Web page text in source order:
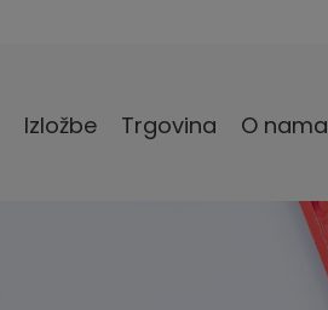
Izložbe Trgovina O nama